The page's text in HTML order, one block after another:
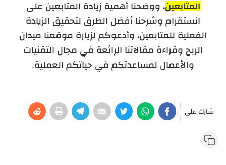
المتابعين، ووضحنا أهمية زيادة المتابعين على
انستقرام وشرحنا أفضل الطرق لتحقيق الزيادة
الفعلية للمتابعين، وأدعوكم لزيارة موقعنا ميدان
الربح وقراءة مقالاتنا الرائعة في مجال التقنيات
والأعمال لمساعدتكم في حياتكم العملية.
شارك على